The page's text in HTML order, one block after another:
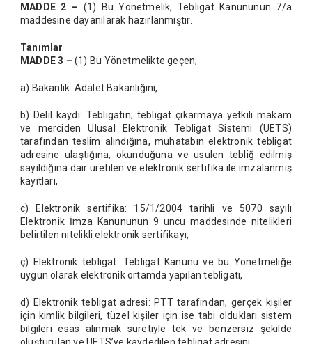
MADDE 2 – (1) Bu Yönetmelik, Tebligat Kanununun 7/a
maddesine dayanılarak hazırlanmıştır.
Tanımlar
MADDE 3 – (1) Bu Yönetmelikte geçen;
a) Bakanlık: Adalet Bakanlığını,
b) Delil kaydı: Tebligatın; tebligat çıkarmaya yetkili makam
ve merciden Ulusal Elektronik Tebligat Sistemi (UETS)
tarafından teslim alındığına, muhatabın elektronik tebligat
adresine ulaştığına, okunduğuna ve usulen tebliğ edilmiş
sayıldığına dair üretilen ve elektronik sertifika ile imzalanmış
kayıtları,
c) Elektronik sertifika: 15/1/2004 tarihli ve 5070 sayılı
Elektronik İmza Kanununun 9 uncu maddesinde nitelikleri
belirtilen nitelikli elektronik sertifikayı,
ç) Elektronik tebligat: Tebligat Kanunu ve bu Yönetmeliğe
uygun olarak elektronik ortamda yapılan tebligatı,
d) Elektronik tebligat adresi: PTT tarafından, gerçek kişiler
için kimlik bilgileri, tüzel kişiler için ise tabi oldukları sistem
bilgileri esas alınmak suretiyle tek ve benzersiz şekilde